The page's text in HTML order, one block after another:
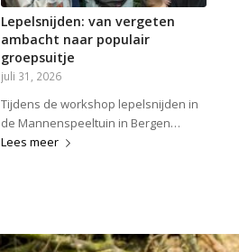
Lepelsnijden: van vergeten
ambacht naar populair
groepsuitje
juli 31, 2026
Tijdens de workshop lepelsnijden in
de Mannenspeeltuin in Bergen…
Lees meer